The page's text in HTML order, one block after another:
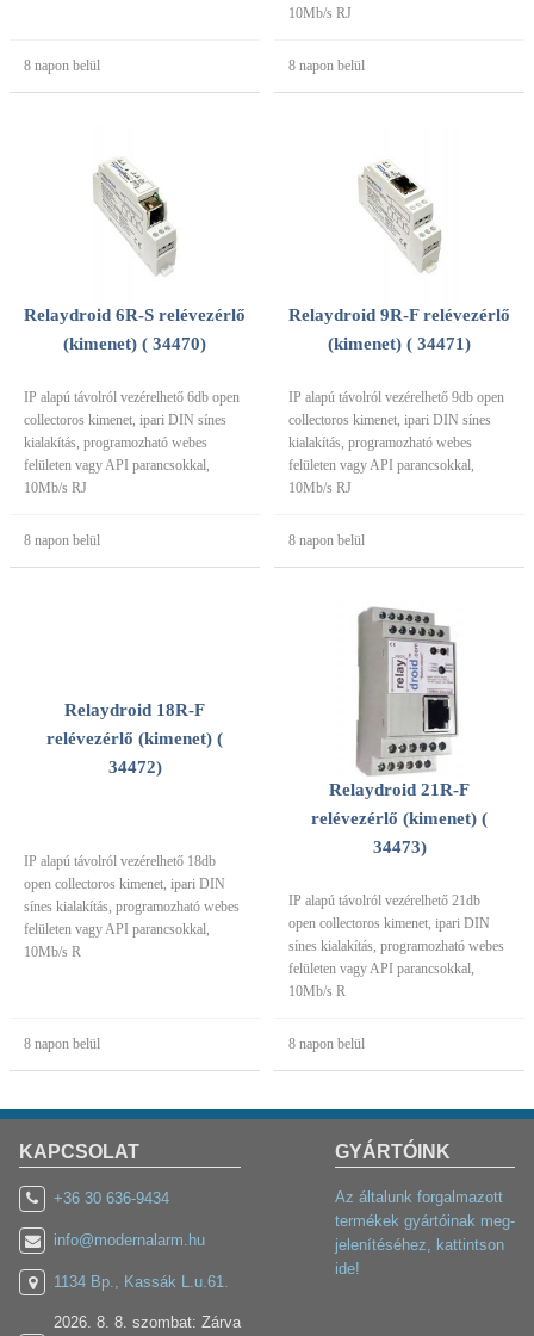
8 napon belül
10Mb/s RJ
8 napon belül
Relaydroid 6R-S relévezérlő
(kimenet) ( 34470)
IP alapú távolról vezérelhető 6db open
collectoros kimenet, ipari DIN sínes
kialakítás, programozható webes
felületen vagy API parancsokkal,
10Mb/s RJ
8 napon belül
Relaydroid 9R-F relévezérlő
(kimenet) ( 34471)
IP alapú távolról vezérelhető 9db open
collectoros kimenet, ipari DIN sínes
kialakítás, programozható webes
felületen vagy API parancsokkal,
10Mb/s RJ
8 napon belül
Relaydroid 18R-F
relévezérlő (kimenet) (
34472)
IP alapú távolról vezérelhető 18db
open collectoros kimenet, ipari DIN
sínes kialakítás, programozható webes
felületen vagy API parancsokkal,
10Mb/s R
8 napon belül
Relaydroid 21R-F
relévezérlő (kimenet) (
34473)
IP alapú távolról vezérelhető 21db
open collectoros kimenet, ipari DIN
sínes kialakítás, programozható webes
felületen vagy API parancsokkal,
10Mb/s R
8 napon belül
KAPCSOLAT
+36 30 636-9434
info@modernalarm.hu
1134 Bp., Kassák L.u.61.
2026. 8. 8. szombat: Zárva
GYÁRTÓINK
Az általunk forgalmazott
termékek gyártóinak meg-
jelenítéséhez, kattintson
ide!